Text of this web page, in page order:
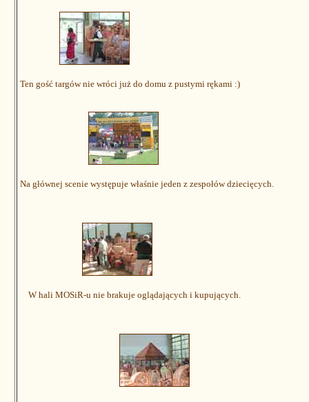
Ten gość targów nie wróci już do domu z pustymi rękami :)
Na głównej scenie występuje właśnie jeden z zespołów dziecięcych.
W hali MOSiR-u nie brakuje oglądających i kupujących.